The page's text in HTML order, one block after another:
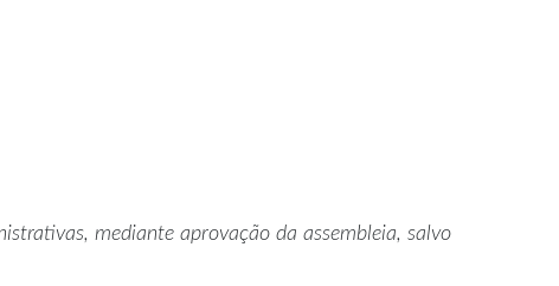
mediante aprovação da assembleia, salvo